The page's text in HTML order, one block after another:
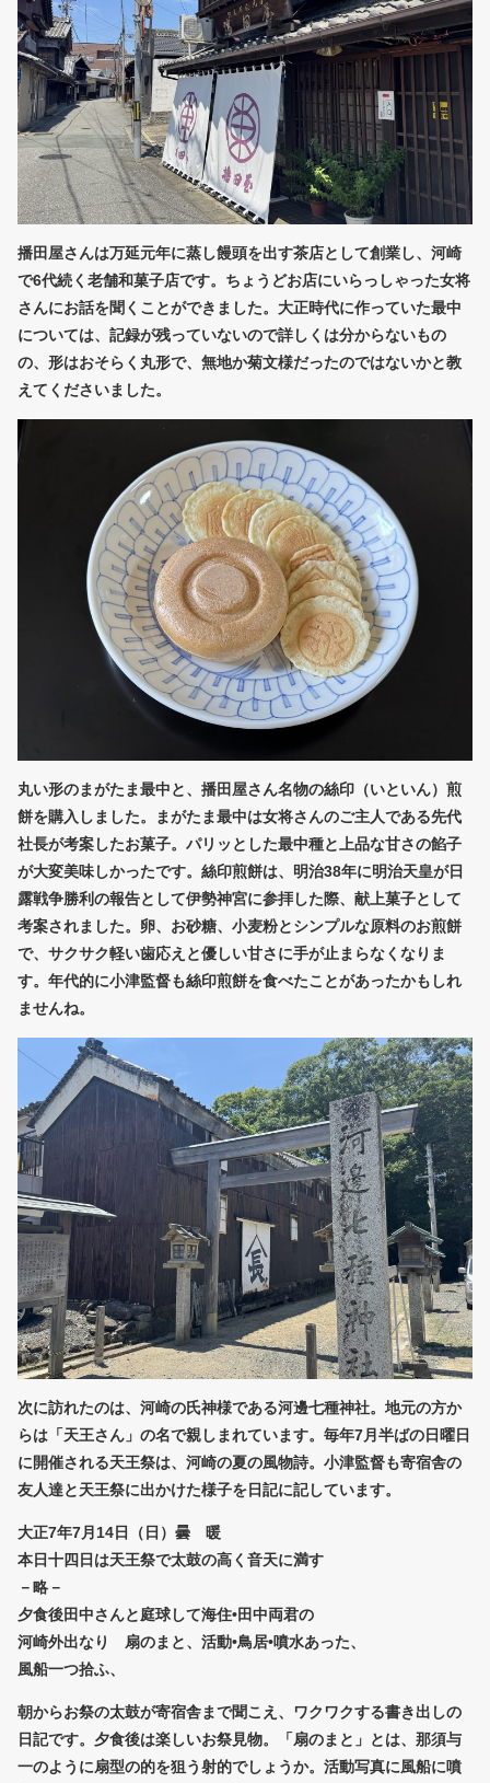
播田屋さんは万延元年に蒸し饅頭を出す茶店として創業し、河崎
で6代続く老舗和菓子店です。ちょうどお店にいらっしゃった女将
さんにお話を聞くことができました。大正時代に作っていた最中
については、記録が残っていないので詳しくは分からないもの
の、形はおそらく丸形で、無地か菊文様だったのではないかと教
えてくださいました。
丸い形のまがたま最中と、播田屋さん名物の絲印（いといん）煎
餅を購入しました。まがたま最中は女将さんのご主人である先代
社長が考案したお菓子。パリッとした最中種と上品な甘さの餡子
が大変美味しかったです。絲印煎餅は、明治38年に明治天皇が日
露戦争勝利の報告として伊勢神宮に参拝した際、献上菓子として
考案されました。卵、お砂糖、小麦粉とシンプルな原料のお煎餅
で、サクサク軽い歯応えと優しい甘さに手が止まらなくなりま
す。年代的に小津監督も絲印煎餅を食べたことがあったかもしれ
ませんね。
次に訪れたのは、河崎の氏神様である河邊七種神社。地元の方か
らは「天王さん」の名で親しまれています。毎年7月半ばの日曜日
に開催される天王祭は、河崎の夏の風物詩。小津監督も寄宿舎の
友人達と天王祭に出かけた様子を日記に記しています。
大正7年7月14日（日）曇 暖
本日十四日は天王祭で太鼓の高く音天に満す
－略－
夕食後田中さんと庭球して海住•田中両君の
河崎外出なり 扇のまと、活動•鳥居•噴水あった、
風船一つ拾ふ、
朝からお祭の太鼓が寄宿舎まで聞こえ、ワクワクする書き出しの
日記です。夕食後は楽しいお祭見物。「扇のまと」とは、那須与
一のように扇型の的を狙う射的でしょうか。活動写真に風船に噴